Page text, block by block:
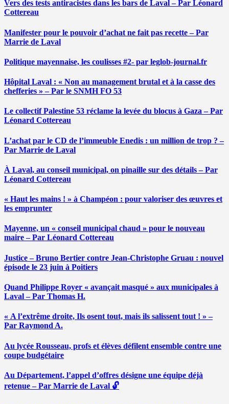
Vers des tests antiracistes dans les bars de Laval – Par Léonard
Cottereau
Manifester pour le pouvoir d’achat ne fait pas recette – Par
Marrie de Laval
Politique mayennaise, les coulisses #2- par leglob-journal.fr
Hôpital Laval : « Non au management brutal et à la casse des
chefferies » – Par le SNMH FO 53
Le collectif Palestine 53 réclame la levée du blocus à Gaza – Par
Léonard Cottereau
L’achat par le CD de l’immeuble Enedis : un million de trop ? –
Par Marrie de Laval
À Laval, au conseil municipal, on pinaille sur des détails – Par
Léonard Cottereau
« Haut les mains ! » à Champéon : pour valoriser des œuvres et
les emprunter
Mayenne, un « conseil municipal chaud » pour le nouveau
maire – Par Léonard Cottereau
Justice – Bruno Bertier contre Jean-Christophe Gruau : nouvel
épisode le 23 juin à Poitiers
Quand Philippe Royer « avançait masqué » aux municipales à
Laval – Par Thomas H.
« A l’extrême droite, Ils osent tout, mais ils salissent tout ! » –
Par Raymond A.
Au lycée Rousseau, profs et élèves défilent ensemble contre une
coupe budgétaire
Au Département, l’appel d’offres désigne une équipe déjà
retenue – Par Marrie de Laval 🔓